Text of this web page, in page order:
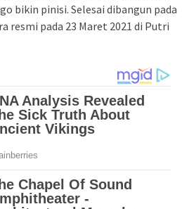
bikin pinisi. Selesai dibangun pada
resmi pada 23 Maret 2021 di Putri